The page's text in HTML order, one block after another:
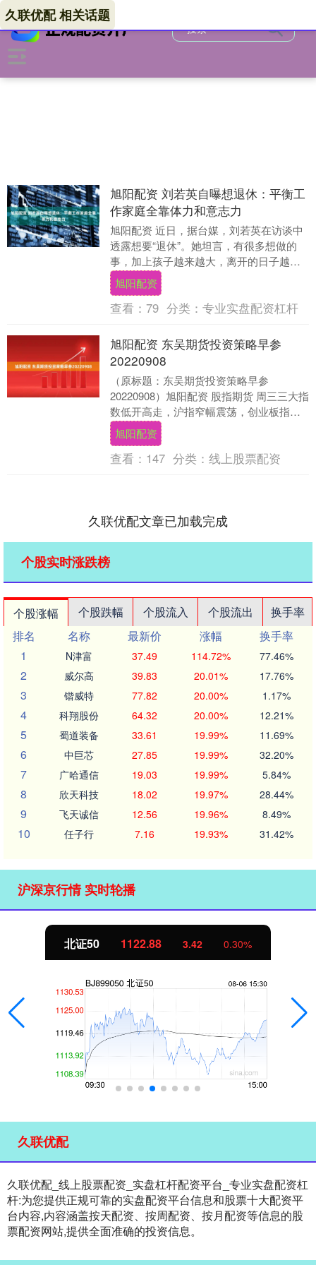
久联优配 相关话题
旭阳配资 刘若英自曝想退休：平衡工
作家庭全靠体力和意志力
旭阳配资 近日，据台媒，刘若英在访谈中
透露想要“退休”。她坦言，有很多想做的
事，加上孩子越来越大，离开的日子越来
越近。现在还能平衡工作与家庭，全靠体
力和意志力尚....
旭阳配资
查看： 79 分类： 专业实盘配资杠杆
旭阳配资 东吴期货投资策略早参
20220908
（原标题：东吴期货投资策略早参
20220908）旭阳配资 股指期货 周三三大指
数低开高走，沪指窄幅震荡，创业板指一
度涨近2%，北向资金连续5个交易日净流
出。个股....
旭阳配资
查看： 147 分类： 线上股票配资
久联优配文章已加载完成
个股实时涨跌榜
个股涨幅 个股跌幅 个股流入 个股流出
换手率
排名
名称 最新价 涨幅
换手率
1
N津富 37.49 114.72% 77.46%
2 威尔高 39.83 20.01% 17.76%
3 锴威特 77.82 20.00% 1.17%
4 科翔股份 64.32 20.00% 12.21%
5 蜀道装备 33.61 19.99% 11.69%
6 中巨芯 27.85 19.99% 32.20%
7 广哈通信 19.03 19.99% 5.84%
8 欣天科技 18.02 19.97% 28.44%
9 飞天诚信 12.56 19.96% 8.49%
10 任子行 7.16 19.93% 31.42%
沪深京行情 实时轮播
北证50 1122.88 3.42 0.30%
久联优配
久联优配_线上股票配资_实盘杠杆配资平台_专业实盘配资杠
杆:为您提供正规可靠的实盘配资平台信息和股票十大配资平
台内容,内容涵盖按天配资、按周配资、按月配资等信息的股
票配资网站,提供全面准确的投资信息。